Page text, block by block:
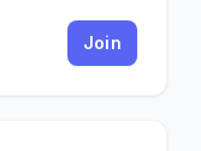
Join